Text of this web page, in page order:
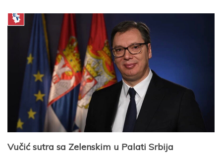
Vučić sutra sa Zelenskim u Palati Srbija